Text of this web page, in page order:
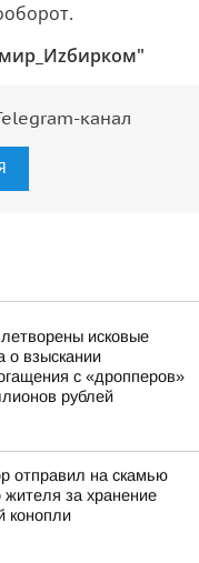
канал
исковые
о взыскании
с «дропперов»
рублей
отправил на скамью
за хранение
конопли